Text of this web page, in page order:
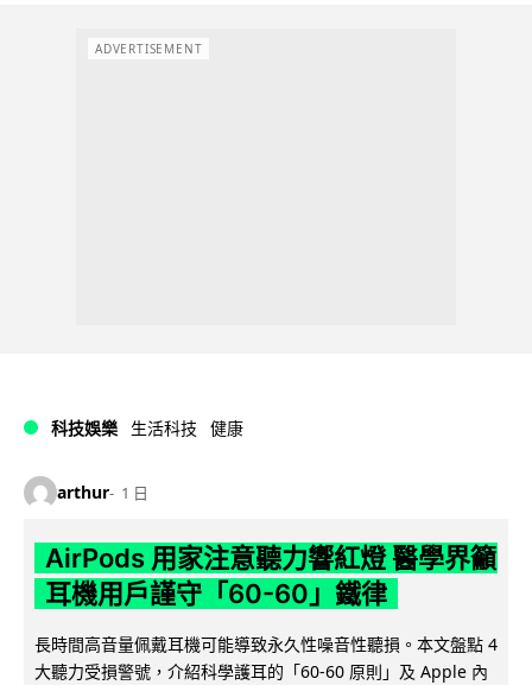
ADVERTISEMENT
科技娛樂 生活科技 健康
arthur 1 日
AirPods 用家注意聽力響紅燈 醫學界籲
耳機用戶謹守「60-60」鐵律
長時間高音量佩戴耳機可能導致永久性噪音性聽損。本文盤點 4
大聽力受損警號，介紹科學護耳的「60-60 原則」及 Apple 內